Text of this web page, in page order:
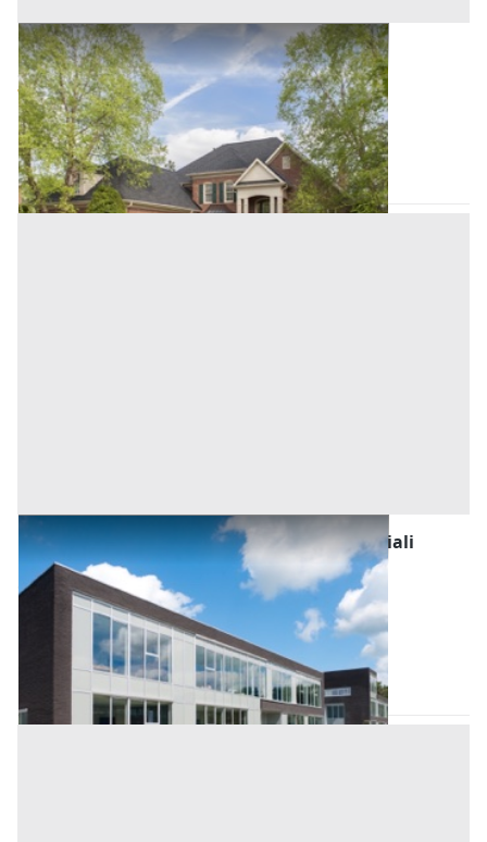
Villini all'asta a Padova
Stanghella (Padova)
Offerta minima
77.250 € 103.000 €
Codice asta:AJ7125777
Asta chiusa
Fabbricati Costruiti per Esigenze Commerciali
all'asta a Padova
Stanghella (Padova)
Offerta minima
56.832 € 75.776 €
Codice asta:4bf233f4
Asta chiusa